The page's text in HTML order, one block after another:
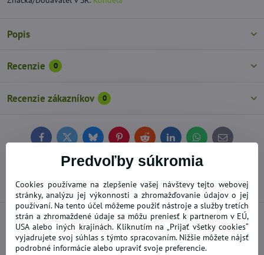
Popis
Recenzie 0
Recenzie zákazníkov 0
FacebookTwitterBlueskyPinterestReddit LinkedInWhatsApp
E-
NOVÝ A DOPLNENÝ TOVAR AKCIE - VÝPREDAJE
Predvoľby súkromia
Cookies používame na zlepšenie vašej návštevy tejto webovej
stránky, analýzu jej výkonnosti a zhromažďovanie údajov o jej
používaní. Na tento účel môžeme použiť nástroje a služby tretích
strán a zhromaždené údaje sa môžu preniesť k partnerom v EÚ,
USA alebo iných krajinách. Kliknutím na „Prijať všetky cookies“
vyjadrujete svoj súhlas s týmto spracovaním. Nižšie môžete nájsť
podrobné informácie alebo upraviť svoje preferencie.